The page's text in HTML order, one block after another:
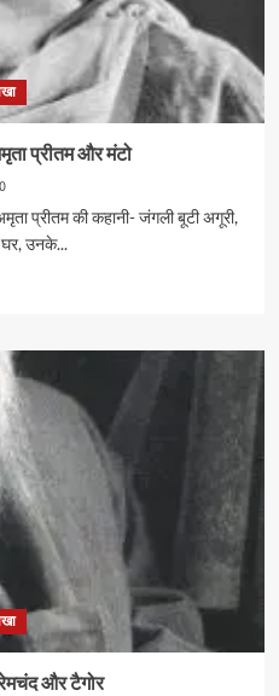
प्रीतम और मंटो
0
की कहानी- जंगली बूटी अगूरी,
घर, उनके...
और टैगोर